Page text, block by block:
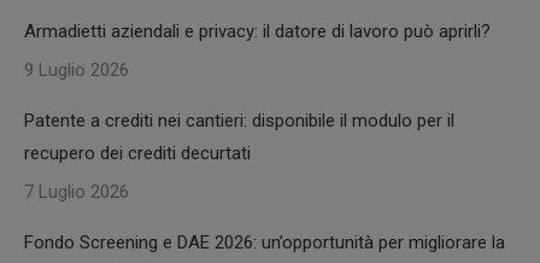
Armadietti aziendali e privacy: il datore di lavoro può aprirli?
9 Luglio 2026
Patente a crediti nei cantieri: disponibile il modulo per il
recupero dei crediti decurtati
7 Luglio 2026
Fondo Screening e DAE 2026: un’opportunità per migliorare la